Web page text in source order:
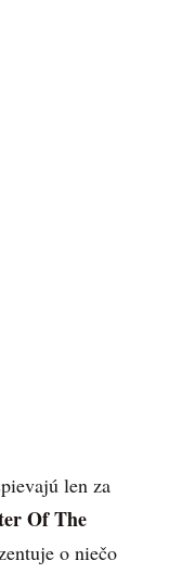
len za
Of The
o niečo